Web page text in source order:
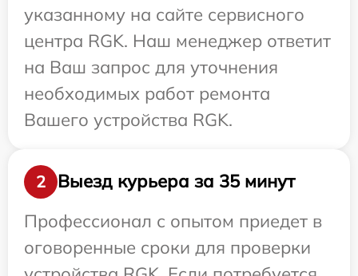
указанному на сайте сервисного
центра RGK. Наш менеджер ответит
на Ваш запрос для уточнения
необходимых работ ремонта
Вашего устройства RGK.
2
Выезд курьера за 35 минут
Профессионал с опытом приедет в
оговоренные сроки для проверки